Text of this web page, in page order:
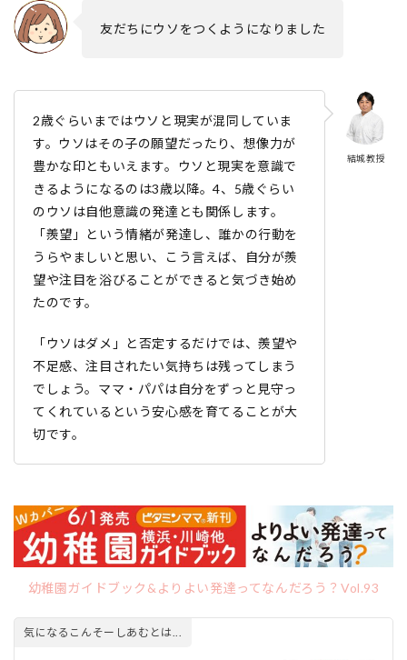
友だちにウソをつくようになりました
結城教授
2歳ぐらいまではウソと現実が混同していま
す。ウソはその子の願望だったり、想像力が
豊かな印ともいえます。ウソと現実を意識で
きるようになるのは3歳以降。4、5歳ぐらい
のウソは自他意識の発達とも関係します。
「羨望」という情緒が発達し、誰かの行動を
うらやましいと思い、こう言えば、自分が羨
望や注目を浴びることができると気づき始め
たのです。
「ウソはダメ」と否定するだけでは、羨望や
不足感、注目されたい気持ちは残ってしまう
でしょう。ママ・パパは自分をずっと見守っ
てくれているという安心感を育てることが大
切です。
幼稚園ガイドブック&よりよい発達ってなんだろう？Vol.93
気になるこんそーしあむとは...